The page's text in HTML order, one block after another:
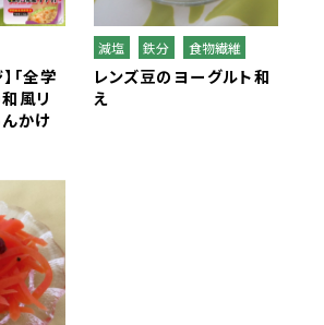
カレー
根菜汁
コーンポタージュ（玄米入
「全学
風リ
かけ
減塩 鉄分 食物繊維
レンズ豆のヨーグルト和
え